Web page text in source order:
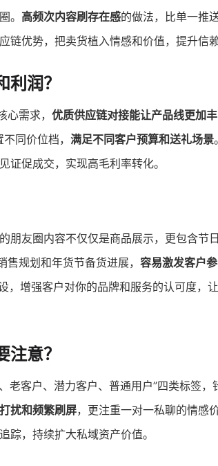
。 高频次内容刷存在感的做法，比单一推
优势，把卖货植入情感和价值，提升信赖
润？
需求， 优质供应链对接能让产品线更加
同价位档， 满足不同客户预算和送礼场景
证促成交，实现高毛利率转化。
朋友圈内容不仅仅是商品展示，更包含节
规划和年货节备货进展， 容易激发客户
，增强客户对你的品牌和服务的认可度，
意？
老客户、潜力客户、普通用户”四类标签，
扰和频繁刷屏，更注重一对一私聊的情感
踪，持续扩大私域资产价值。